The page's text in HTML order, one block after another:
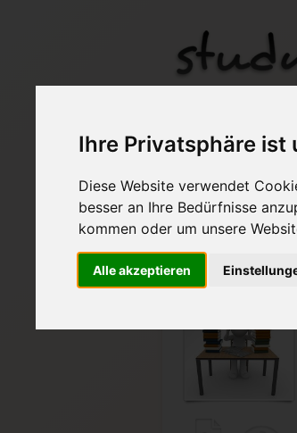
Ihre Privatsphäre ist
Diese Website verwendet
besser an Ihre Bedürfnisse
kommen oder um unsere
Alle akzeptieren
WSTA01 -
Auf